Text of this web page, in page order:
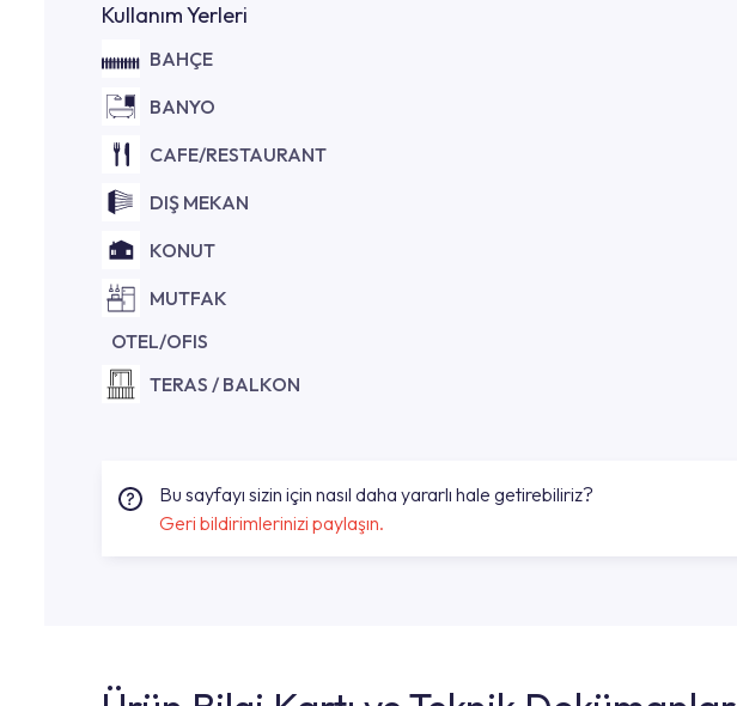
Kullanım Yerleri
BAHÇE
BANYO
CAFE/RESTAURANT
DIŞ MEKAN
KONUT
MUTFAK
OTEL/OFIS
TERAS / BALKON
Bu sayfayı sizin için nasıl daha yararlı hale getirebiliriz?
Geri bildirimlerinizi paylaşın.